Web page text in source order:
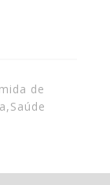
de
,Saúde